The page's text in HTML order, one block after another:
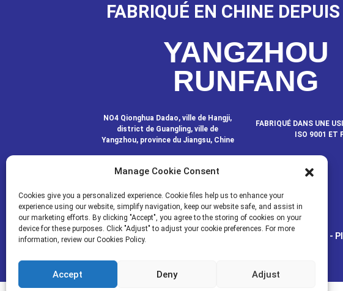
FABRIQUÉ EN CHINE
YANGZHOU
RUNFANG
NO4 Qionghua Dadao, ville de Hangji,
district de Guangling, ville de
Yangzhou, province du Jiangsu, Chine
FABRIQUÉ DANS UNE
ISO 9001 ET
© COPYRIGHT - 2020-2024 : TOUS DROITS RÉSERVÉS. -
Manage Cookie Consent
Cookies give you a personalized experience. Cookie files help us to enhance your
experience using our website, simplify navigation, keep our website safe, and assist in
our marketing efforts. By clicking "Accept", you agree to the storing of cookies on your
device for these purposes. Click "Adjust" to adjust your cookie preferences. For more
information, review our Cookies Policy.
Accept Deny Adjust